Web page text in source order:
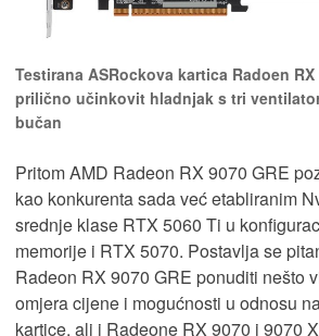
Testirana ASRockova kartica Radoen
prilično učinkovit hladnjak s tri
bučan
Pritom AMD Radeon RX 9070 GRE
kao konkurenta sada već etabliranim
srednje klase RTX 5060 Ti u
memorije i RTX 5070. Postavlja se
Radeon RX 9070 GRE ponuditi nešto
omjera cijene i mogućnosti u odnosu
kartice, ali i Radeone RX 9070 i 9070